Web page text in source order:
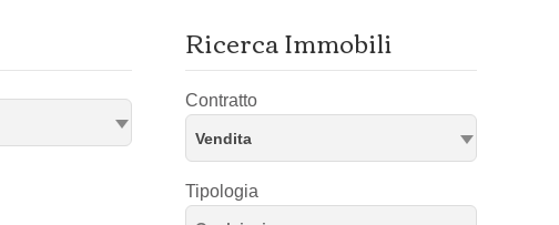
Ricerca Immobili
Contratto
Vendita
Tipologia